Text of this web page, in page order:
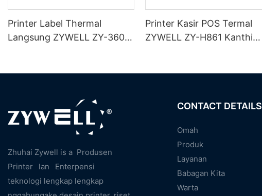
Printer Label Thermal
Langsung ZYWELL ZY-3600
Printer Kasir POS Termal
ZYWELL ZY-H861 Kanthi
Zhuhai Zywell is a Produsen
Printer
lan
Enterpensi
teknologi lengkap lengkap
CONTACT DETAILS
Omah
Produk
Layanan
Babagan Kita
Warta